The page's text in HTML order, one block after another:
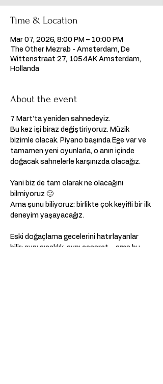
Time & Location
Mar 07, 2026, 8:00 PM – 10:00 PM
The Other Mezrab - Amsterdam, De
Wittenstraat 27, 1054AK Amsterdam,
Hollanda
About the event
7 Mart’ta yeniden sahnedeyiz.
Bu kez işi biraz değiştiriyoruz. Müzik
bizimle olacak. Piyano başında Ege var ve
tamamen yeni oyunlarla, o anın içinde
doğacak sahnelerle karşınızda olacağız.
Yani biz de tam olarak ne olacağını
bilmiyoruz 🙂
Ama şunu biliyoruz: birlikte çok keyifli bir ilk
deneyim yaşayacağız.
Eski doğaçlama gecelerini hatırlayanlar
bilir; aynı sıcaklık, aynı cesaret… ama bu